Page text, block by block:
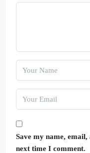
Save my name,
next time I comment.